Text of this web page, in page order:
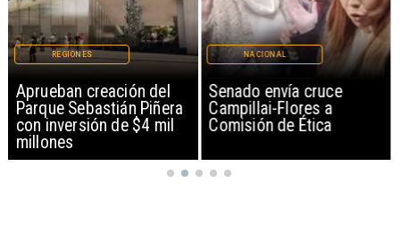
Aprueban creación del
Parque Sebastián Piñera
con inversión de $4 mil
millones
REGIONES
Senado envía cruce
Campillai-Flores a
Comisión de Ética
NACIONAL